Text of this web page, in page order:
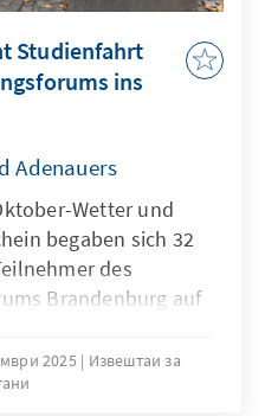
Studienfahrt
ins
Adenauers
Wetter und
begaben sich 32
des
Brandenburg auf
Konrad
150. Geburtstag am
2025
Извештаи за